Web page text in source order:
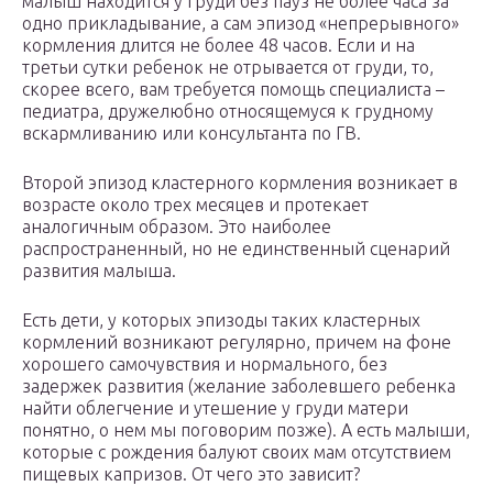
одно прикладывание, а сам эпизод «непрерывного»
кормления длится не более 48 часов. Если и на
третьи сутки ребенок не отрывается от груди, то,
скорее всего, вам требуется помощь специалиста –
педиатра, дружелюбно относящемуся к грудному
вскармливанию или консультанта по ГВ.
Второй эпизод кластерного кормления возникает в
возрасте около трех месяцев и протекает
аналогичным образом. Это наиболее
распространенный, но не единственный сценарий
развития малыша.
Есть дети, у которых эпизоды таких кластерных
кормлений возникают регулярно, причем на фоне
хорошего самочувствия и нормального, без
задержек развития (желание заболевшего ребенка
найти облегчение и утешение у груди матери
понятно, о нем мы поговорим позже). А есть малыши,
которые с рождения балуют своих мам отсутствием
пищевых капризов. От чего это зависит?